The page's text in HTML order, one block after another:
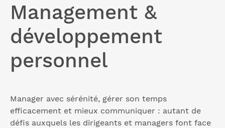
Management &
développement
personnel
Manager avec sérénité, gérer son temps
efficacement et mieux communiquer : autant de
défis auxquels les dirigeants et managers font face